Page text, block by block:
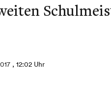
, 12:02 Uhr